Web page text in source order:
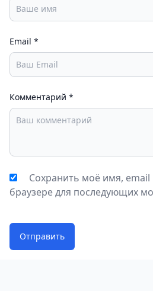
Email *
Комментарий *
Сохранить моё имя, email
браузере для последующих
Отправить